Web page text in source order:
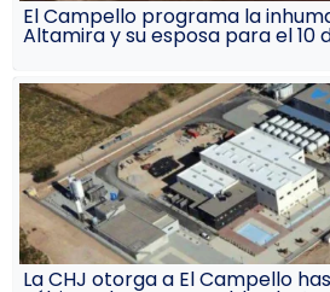
El Campello programa la
Altamira y su esposa para el 10
La CHJ otorga a El Campello